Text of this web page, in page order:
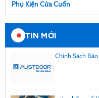
Phụ Kiện Cửa Cuốn
TIN MỚI
Chính Sách